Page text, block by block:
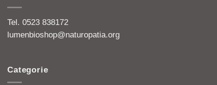
Tel. 0523 838172
lumenbioshop@naturopatia.org
Categorie